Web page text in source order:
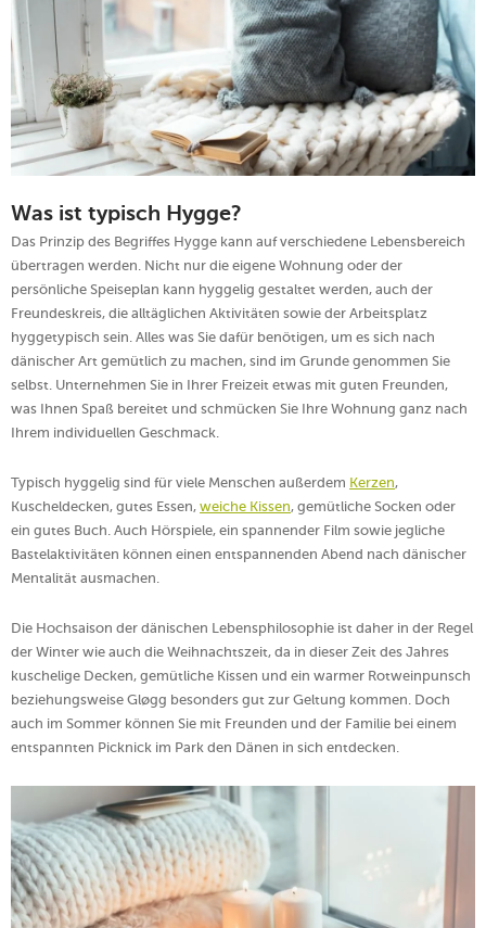
Was ist typisch Hygge?
Das Prinzip des Begriffes Hygge kann auf verschiedene Lebensbereich
übertragen werden. Nicht nur die eigene Wohnung oder der
persönliche Speiseplan kann hyggelig gestaltet werden, auch der
Freundeskreis, die alltäglichen Aktivitäten sowie der Arbeitsplatz
hyggetypisch sein. Alles was Sie dafür benötigen, um es sich nach
dänischer Art gemütlich zu machen, sind im Grunde genommen Sie
selbst. Unternehmen Sie in Ihrer Freizeit etwas mit guten Freunden,
was Ihnen Spaß bereitet und schmücken Sie Ihre Wohnung ganz nach
Ihrem individuellen Geschmack.
Typisch hyggelig sind für viele Menschen außerdem Kerzen,
Kuscheldecken, gutes Essen, weiche Kissen, gemütliche Socken oder
ein gutes Buch. Auch Hörspiele, ein spannender Film sowie jegliche
Bastelaktivitäten können einen entspannenden Abend nach dänischer
Mentalität ausmachen.
Die Hochsaison der dänischen Lebensphilosophie ist daher in der Regel
der Winter wie auch die Weihnachtszeit, da in dieser Zeit des Jahres
kuschelige Decken, gemütliche Kissen und ein warmer Rotweinpunsch
beziehungsweise Gløgg besonders gut zur Geltung kommen. Doch
auch im Sommer können Sie mit Freunden und der Familie bei einem
entspannten Picknick im Park den Dänen in sich entdecken.